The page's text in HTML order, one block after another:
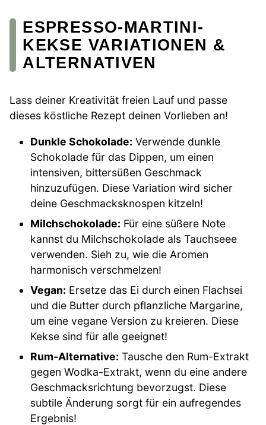
ESPRESSO-MARTINI-
KEKSE VARIATIONEN &
ALTERNATIVEN
Lass deiner Kreativität freien Lauf und passe
dieses köstliche Rezept deinen Vorlieben an!
Dunkle Schokolade: Verwende dunkle
Schokolade für das Dippen, um einen
intensiven, bittersüßen Geschmack
hinzuzufügen. Diese Variation wird sicher
deine Geschmacksknospen kitzeln!
Milchschokolade: Für eine süßere Note
kannst du Milchschokolade als Tauchseee
verwenden. Sieh zu, wie die Aromen
harmonisch verschmelzen!
Vegan: Ersetze das Ei durch einen Flachsei
und die Butter durch pflanzliche Margarine,
um eine vegane Version zu kreieren. Diese
Kekse sind für alle geeignet!
Rum-Alternative: Tausche den Rum-Extrakt
gegen Wodka-Extrakt, wenn du eine andere
Geschmacksrichtung bevorzugst. Diese
subtile Änderung sorgt für ein aufregendes
Ergebnis!